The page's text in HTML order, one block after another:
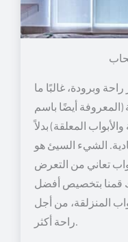
وبرودة، غالبًا ما
(المعروفة أيضًا باسم
المعلقة) بدلاً
الشيء السيئ هو
تعاني من التعرض
قمنا بتخصيص أفضل
المنزلقة، من أجل
راحة أكثر.